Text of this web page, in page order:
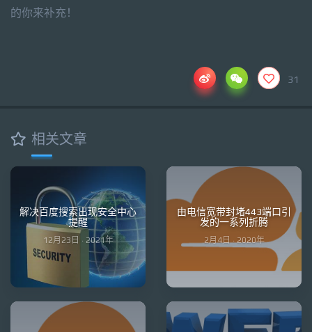
的你来补充！
31
相关文章
解决百度搜索出现安全中心
提醒
12月23日 · 2021年
由电信宽带封堵443端口引
发的一系列折腾
2月4日 · 2020年